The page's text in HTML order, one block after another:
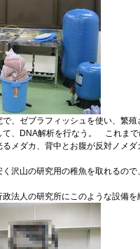
、ゼブラフィッシュを使い、繁
て、DNA解析を行なう。 これま
メダカ、背中とお腹が反対ノメ
沢山の研究用の稚魚を取れるの
法人の研究所にこのような設備を